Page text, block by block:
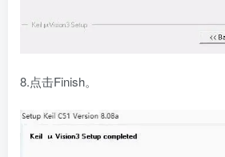
8.点击Finish。